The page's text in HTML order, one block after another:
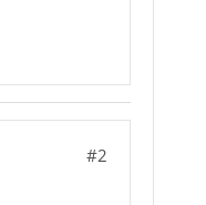
#2